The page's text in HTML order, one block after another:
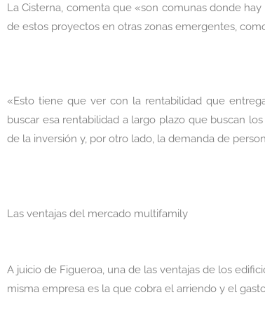
La Cisterna, comenta que «son comunas donde
de estos proyectos en otras zonas emergentes,
«Esto tiene que ver con la rentabilidad que
buscar esa rentabilidad a largo plazo que buscan
de la inversión y, por otro lado, la demanda de
Las ventajas del mercado multifamily
A juicio de Figueroa, una de las ventajas de los
misma empresa es la que cobra el arriendo y el